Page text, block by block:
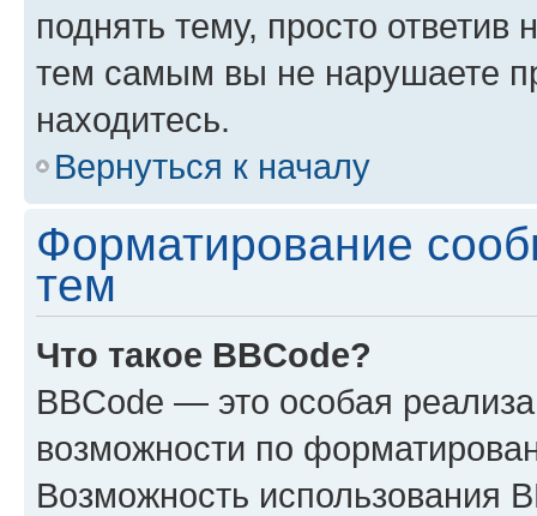
поднять тему, просто ответив
тем самым вы не нарушаете
находитесь.
Вернуться к началу
Форматирование
тем
Что такое BBCode?
BBCode — это особая
возможности по
Возможность использования